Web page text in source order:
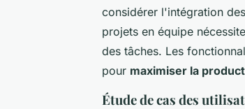
considérer l'intégration
projets en équipe
des tâches. Les
pour maximiser la
Étude de cas des